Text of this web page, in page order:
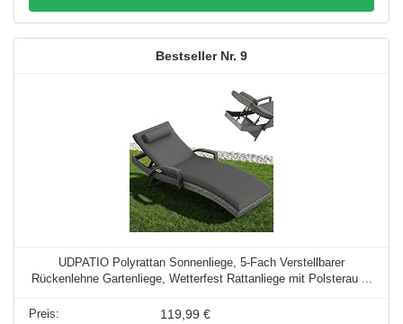
9
UDPATIO Polyrattan Sonnenliege, 5-Fach Verstellbarer
Rückenlehne Gartenliege, Wetterfest Rattanliege mit Polsterau ...
119,99 €